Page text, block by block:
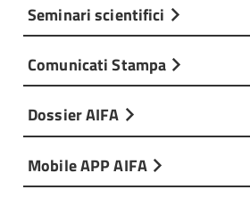
Seminari scientifici
Comunicati Stampa
Dossier AIFA
Mobile APP AIFA